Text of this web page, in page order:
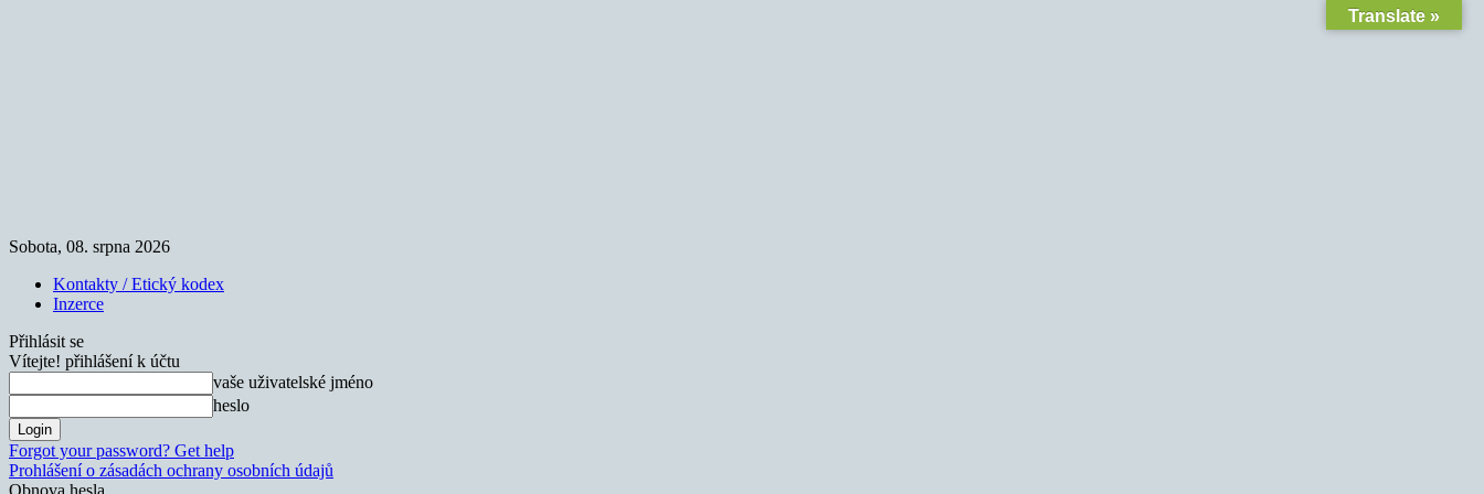
Sobota, 08. srpna 2026
Kontakty / Etický kodex
Inzerce
Přihlásit se
Vítejte! přihlášení k účtu
vaše uživatelské jméno
heslo
Forgot your password? Get help
Prohlášení o zásadách ochrany osobních údajů
Obnova hesla
Translate »